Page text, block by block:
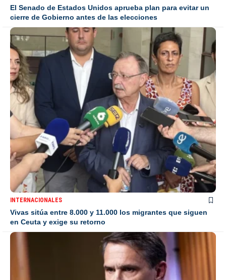
El Senado de Estados Unidos aprueba plan para evitar un
cierre de Gobierno antes de las elecciones
INTERNACIONALES
Vivas sitúa entre 8.000 y 11.000 los migrantes que siguen
en Ceuta y exige su retorno